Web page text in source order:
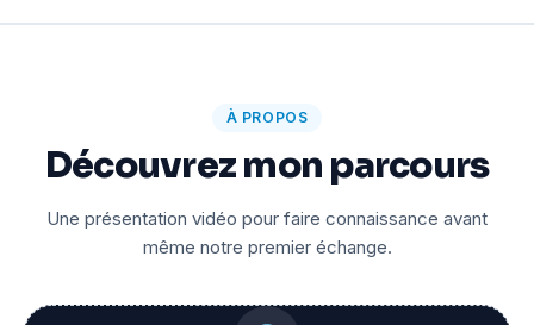
À PROPOS
Découvrez mon parcours
Une présentation vidéo pour faire connaissance avant
même notre premier échange.